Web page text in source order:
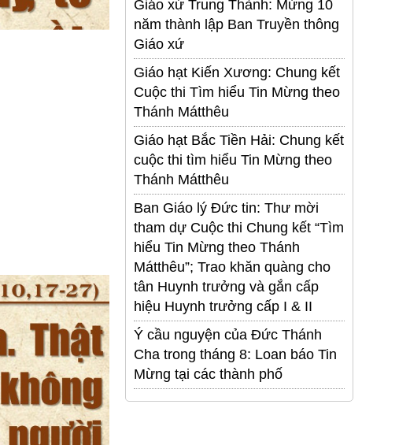
Giáo xứ Trung Thành: Mừng 10
năm thành lập Ban Truyền thông
Giáo xứ
Giáo hạt Kiến Xương: Chung kết
Cuộc thi Tìm hiểu Tin Mừng theo
Thánh Mátthêu
Giáo hạt Bắc Tiền Hải: Chung kết
cuộc thi tìm hiểu Tin Mừng theo
Thánh Mátthêu
Ban Giáo lý Đức tin: Thư mời
tham dự Cuộc thi Chung kết “Tìm
hiểu Tin Mừng theo Thánh
Mátthêu”; Trao khăn quàng cho
tân Huynh trưởng và gắn cấp
hiệu Huynh trưởng cấp I & II
Ý cầu nguyện của Đức Thánh
Cha trong tháng 8: Loan báo Tin
Mừng tại các thành phố